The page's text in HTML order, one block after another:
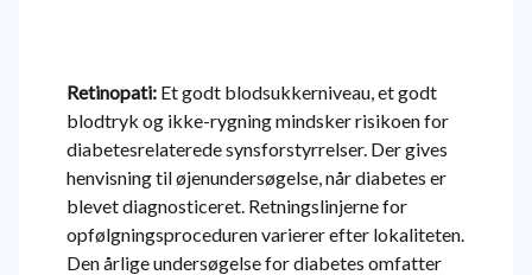
Retinopati: Et godt blodsukkerniveau, et godt
blodtryk og ikke-rygning mindsker risikoen for
diabetesrelaterede synsforstyrrelser. Der gives
henvisning til øjenundersøgelse, når diabetes er
blevet diagnosticeret. Retningslinjerne for
opfølgningsproceduren varierer efter lokaliteten.
Den årlige undersøgelse for diabetes omfatter